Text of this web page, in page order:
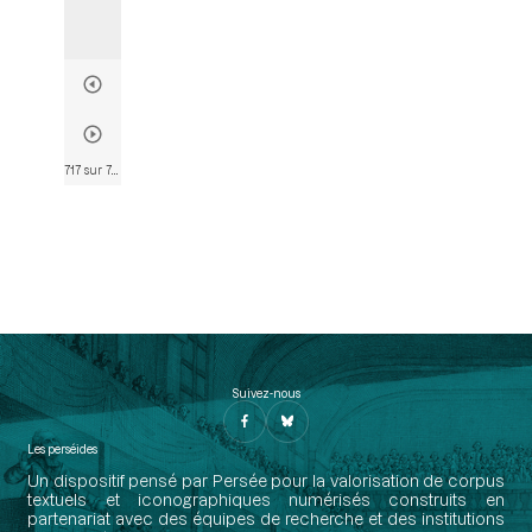
Suivez-nous
Les perséides
Un dispositif pensé par Persée pour la valorisation de corpus
textuels et iconographiques numérisés construits en
partenariat avec des équipes de recherche et des institutions